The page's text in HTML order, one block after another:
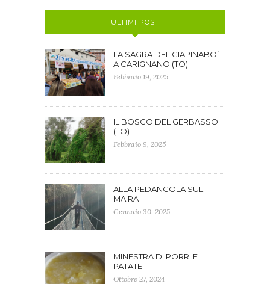
ULTIMI POST
LA SAGRA DEL CIAPINABO’
A CARIGNANO (TO)
Febbraio 19, 2025
IL BOSCO DEL GERBASSO
(TO)
Febbraio 9, 2025
ALLA PEDANCOLA SUL
MAIRA
Gennaio 30, 2025
MINESTRA DI PORRI E
PATATE
Ottobre 27, 2024